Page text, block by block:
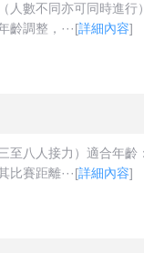
人數不同亦可同時進
調整，···[詳細內容]
至八人接力）適合年
賽距離···[詳細內容]